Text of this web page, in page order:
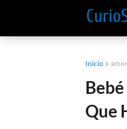
Inicio
Que